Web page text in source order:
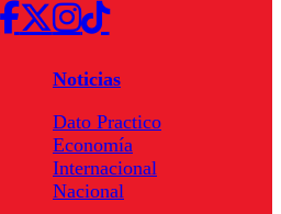
Noticias
Dato Practico
Economía
Internacional
Nacional